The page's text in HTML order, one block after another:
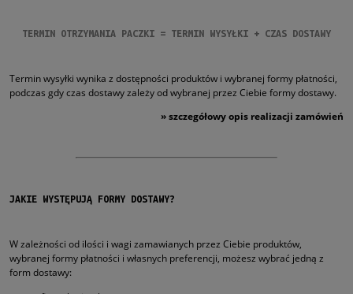
TERMIN OTRZYMANIA PACZKI = TERMIN WYSYŁKI + CZAS DOSTAWY
Termin wysyłki wynika z dostępności produktów i wybranej formy płatności,
podczas gdy czas dostawy zależy od wybranej przez Ciebie formy dostawy.
»szczegółowy opis realizacji zamówień
JAKIE WYSTĘPUJĄ FORMY DOSTAWY?
W zależności od ilości i wagi zamawianych przez Ciebie produktów,
wybranej formy płatności i własnych preferencji, możesz wybrać jedną z
form dostawy: